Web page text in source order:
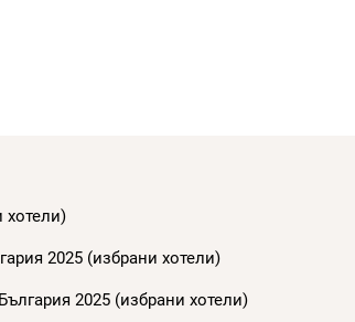
хотели)
2025 (избрани хотели)
2025 (избрани хотели)